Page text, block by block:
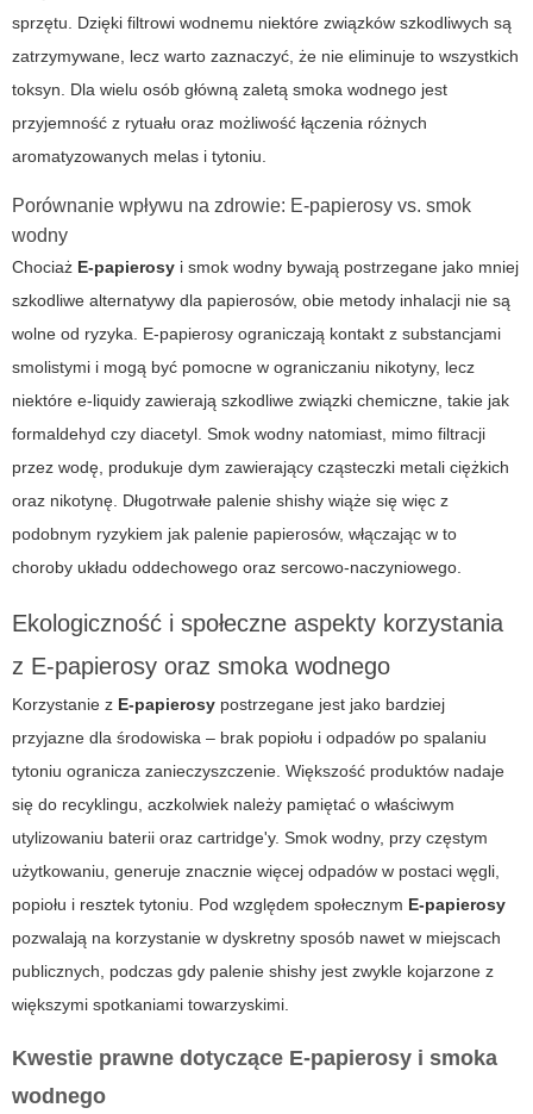
sprzętu. Dzięki filtrowi wodnemu niektóre związków szkodliwych są
zatrzymywane, lecz warto zaznaczyć, że nie eliminuje to wszystkich
toksyn. Dla wielu osób główną zaletą smoka wodnego jest
przyjemność z rytuału oraz możliwość łączenia różnych
aromatyzowanych melas i tytoniu.
Porównanie wpływu na zdrowie: E-papierosy vs. smok
wodny
Chociaż E-papierosy i smok wodny bywają postrzegane jako mniej
szkodliwe alternatywy dla papierosów, obie metody inhalacji nie są
wolne od ryzyka. E-papierosy ograniczają kontakt z substancjami
smolistymi i mogą być pomocne w ograniczaniu nikotyny, lecz
niektóre e-liquidy zawierają szkodliwe związki chemiczne, takie jak
formaldehyd czy diacetyl. Smok wodny natomiast, mimo filtracji
przez wodę, produkuje dym zawierający cząsteczki metali ciężkich
oraz nikotynę. Długotrwałe palenie shishy wiąże się więc z
podobnym ryzykiem jak palenie papierosów, włączając w to
choroby układu oddechowego oraz sercowo-naczyniowego.
Ekologiczność i społeczne aspekty korzystania
z E-papierosy oraz smoka wodnego
Korzystanie z E-papierosy postrzegane jest jako bardziej
przyjazne dla środowiska – brak popiołu i odpadów po spalaniu
tytoniu ogranicza zanieczyszczenie. Większość produktów nadaje
się do recyklingu, aczkolwiek należy pamiętać o właściwym
utylizowaniu baterii oraz cartridge'y. Smok wodny, przy częstym
użytkowaniu, generuje znacznie więcej odpadów w postaci węgli,
popiołu i resztek tytoniu. Pod względem społecznym E-papierosy
pozwalają na korzystanie w dyskretny sposób nawet w miejscach
publicznych, podczas gdy palenie shishy jest zwykle kojarzone z
większymi spotkaniami towarzyskimi.
Kwestie prawne dotyczące E-papierosy i smoka
wodnego